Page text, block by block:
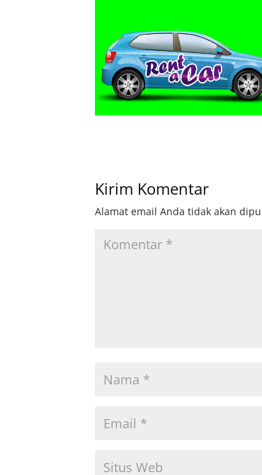
Kirim Komentar
Alamat email Anda tidak akan